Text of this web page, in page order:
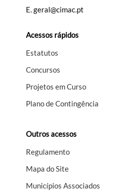
E.geral@cimac.pt
Acessos rápidos
Estatutos
Concursos
Projetos em Curso
Plano de Contingência
Outros acessos
Regulamento
Mapa do Site
Municípios Associados